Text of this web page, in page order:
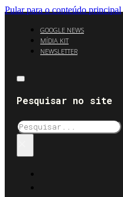
Pular para o conteúdo principal
GOOGLE NEWS
MÍDIA KIT
NEWSLETTER
Pesquisar no site
Pesquisar